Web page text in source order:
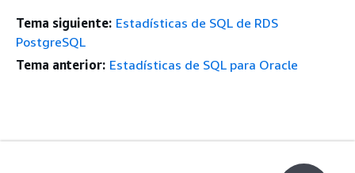
Tema siguiente: Estadísticas de SQL de RDS
PostgreSQL
Tema anterior: Estadísticas de SQL para Oracle